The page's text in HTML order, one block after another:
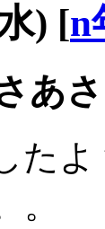
) [n
あ
たよ